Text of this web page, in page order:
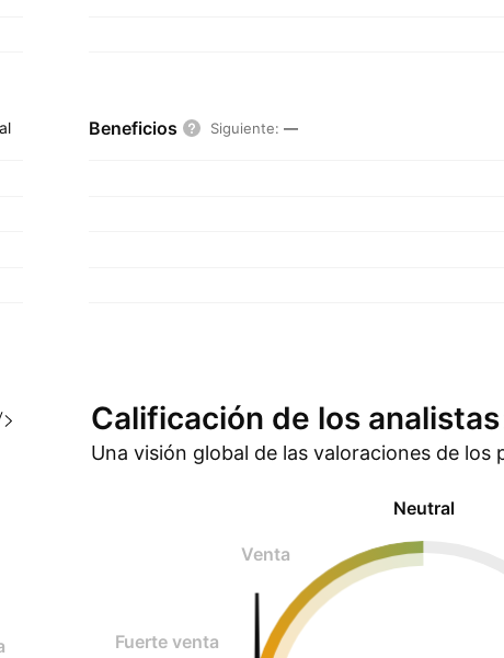
Beneficios Siguiente: —
Calificación de los analistas
Una visión global de las valoraciones de los
Neutral
Venta
Fuerte venta